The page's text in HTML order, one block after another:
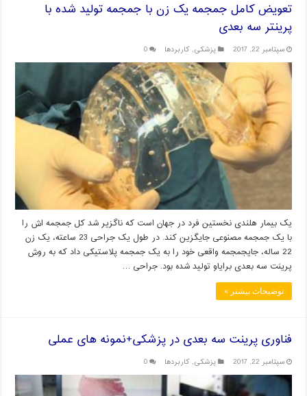
تعویض کامل جمجمه یک زن با جمجمه تولید شده با
پرینتر سه بعدی
سپتامبر 22, 2017 پزشکی, کاربردها 0
یک بیمار هلندی نخستین فرد در جهان است که ناگزیر شد کل جمجمه اش را
با یک جمجمه مصنوعی جایگزین کند. در طول یک جراحی 23 ساعته، یک زن
22 ساله، جایجمجمه واقعی خود را به یک جمجمه پلاستیکی داد که به روش
پرینت سه بعدی برایاو تولید شده بود. جراحی …
توضیحات بیشتر »
فناوری پرینت سه بعدی در پزشکی+نمونه های عملی
سپتامبر 22, 2017 پزشکی, کاربردها 0